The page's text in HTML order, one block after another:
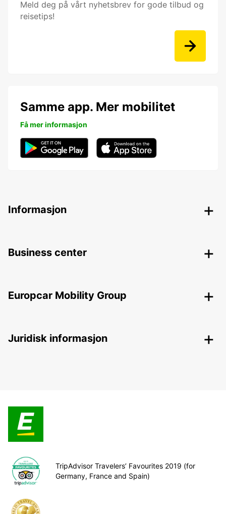
Meld deg på vårt nyhetsbrev for gode tilbud og
reisetips!
Samme app. Mer mobilitet
Få mer informasjon
Informasjon
Business center
Europcar Mobility Group
Juridisk informasjon
TripAdvisor Travelers’ Favourites 2019 (for
Germany, France and Spain)